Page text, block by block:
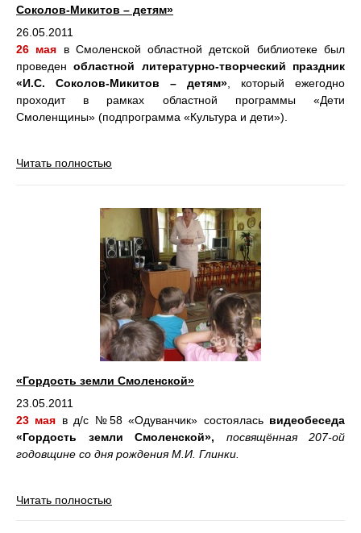
Соколов-Микитов – детям»
26.05.2011
26 мая в Смоленской областной детской библиотеке был
проведенобластной литературно-творческий праздник
«И.С. Соколов-Микитов – детям» , который ежегодно
проходит в рамках областной программы «Дети
Смоленщины» (подпрограмма «Культура и дети»).
Читать полностью
«Гордость земли Смоленской»
23.05.2011
23 мая в д/с №58 «Одуванчик» состоялась видеобеседа
«Гордость земли Смоленской», посвящённая 207-ой
годовщине со дня рождения М.И. Глинки.
Читать полностью